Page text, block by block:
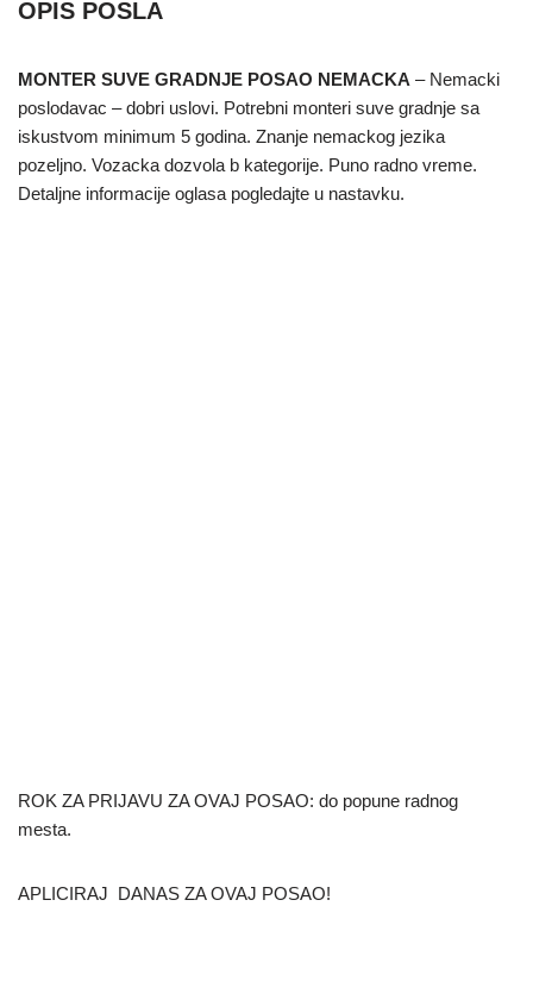
OPIS POSLA
MONTER SUVE GRADNJE POSAO NEMACKA – Nemacki
poslodavac – dobri uslovi. Potrebni monteri suve gradnje sa
iskustvom minimum 5 godina. Znanje nemackog jezika
pozeljno. Vozacka dozvola b kategorije. Puno radno vreme.
Detaljne informacije oglasa pogledajte u nastavku.
ROK ZA PRIJAVU ZA OVAJ POSAO: do popune radnog
mesta.
APLICIRAJ DANAS ZA OVAJ POSAO!